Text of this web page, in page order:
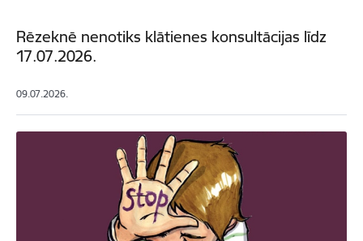
Rēzeknē nenotiks klātienes konsultācijas līdz
17.07.2026.
09.07.2026.